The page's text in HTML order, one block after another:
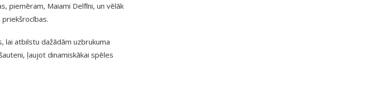
piemēram, Maiami Delfīni, un vēlāk
lai atbilstu dažādām uzbrukuma
ļaujot dinamiskākai spēles